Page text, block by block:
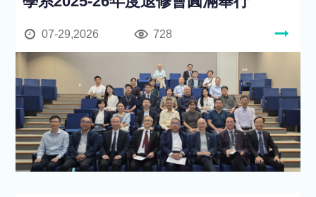
07-29,2026 728